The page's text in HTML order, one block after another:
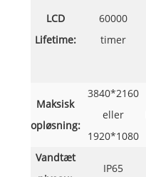
LCD
Lifetime:
60000
timer
Maksisk
opløsning:
3840*2160
eller
1920*1080
Vandtæt
IP65